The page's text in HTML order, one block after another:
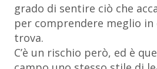
grado di sentire ciò che
per comprendere meglio in
trova.
C’è un rischio però, ed è